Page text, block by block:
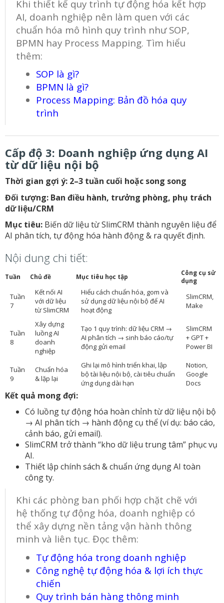
Khi thiết kế quy trình tự động hóa kết hợp
AI, doanh nghiệp nên làm quen với các
chuẩn hóa mô hình quy trình như SOP,
BPMN hay Process Mapping. Tìm hiểu
thêm:
SOP là gì?
BPMN là gì?
Process Mapping: Bản đồ hóa quy
trình
Cấp độ 3: Doanh nghiệp ứng dụng AI
từ dữ liệu nội bộ
Thời gian gợi ý: 2–3 tuần cuối hoặc song song
Đối tượng: Ban điều hành, trưởng phòng, phụ trách
dữ liệu/CRM
Mục tiêu: Biến dữ liệu từ SlimCRM thành nguyên liệu để
AI phân tích, tự động hóa hành động & ra quyết định.
Nội dung chi tiết:
Tuần Chủ đề Mục tiêu học tập
Công cụ sử
dụng
Tuần
7
Kết nối AI
với dữ liệu
từ SlimCRM
Hiểu cách chuẩn hóa, gom và
sử dụng dữ liệu nội bộ để AI
hoạt động
SlimCRM,
Make
Tuần
8
Xây dựng
luồng AI
doanh
nghiệp
Tạo 1 quy trình: dữ liệu CRM →
AI phân tích → sinh báo cáo/tự
động gửi email
SlimCRM
+ GPT +
Power BI
Tuần
9
Chuẩn hóa
& lặp lại
Ghi lại mô hình triển khai, lập
bộ tài liệu nội bộ, cài tiêu chuẩn
ứng dụng dài hạn
Notion,
Google
Docs
Kết quả mong đợi:
Có luồng tự động hóa hoàn chỉnh từ dữ liệu nội bộ
→ AI phân tích → hành động cụ thể (ví dụ: báo cáo,
cảnh báo, gửi email).
SlimCRM trở thành “kho dữ liệu trung tâm” phục vụ
AI.
Thiết lập chính sách & chuẩn ứng dụng AI toàn
công ty.
Khi các phòng ban phối hợp chặt chẽ với
hệ thống tự động hóa, doanh nghiệp có
thể xây dựng nền tảng vận hành thông
minh và liên tục. Đọc thêm:
Tự động hóa trong doanh nghiệp
Công nghệ tự động hóa & lợi ích thực
chiến
Quy trình bán hàng thông minh